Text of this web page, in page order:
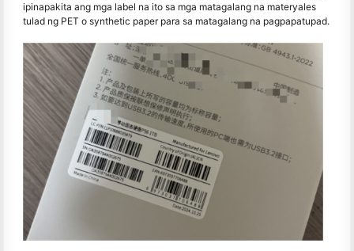
ipinapakita ang mga label na ito sa mga matagalang na materyales
tulad ng PET o synthetic paper para sa matagalang na pagpapatupad.